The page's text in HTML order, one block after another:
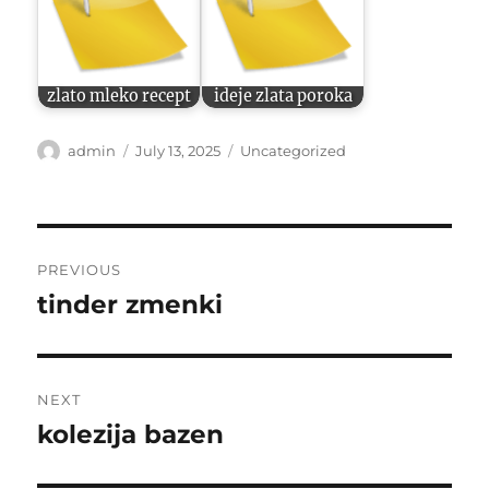
zlato mleko recept ideje zlata poroka
Author
admin
Posted
July 13, 2025 Categories
Uncategorized
navigation
PREVIOUS
Previous
tinder zmenki
NEXT
Next
kolezija bazen